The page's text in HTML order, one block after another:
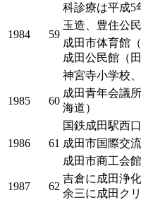
1984 59
科診療は平成5
玉造、豊住公
成田市体育館
成田公民館（
神宮寺小学校
1985 60
成田青年会議
海道）
1986 61
国鉄成田駅西
成田市国際交
成田市商工会
1987 62
吉倉に成田浄
余三に成田ク